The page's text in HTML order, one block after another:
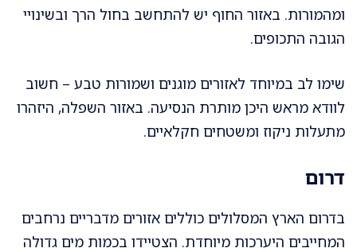
ומהמורות. באזור החוף יש להתחשב בחול הרך ובשינויי
הגובה התכופים.
שימו לב במיוחד לאזורים מוגנים ושמורות טבע – חשוב
לוודא מראש היכן מותרת הנסיעה. באזור השפלה, היזהרו
מתעלות ניקוז ומשטחים חקלאיים.
דרום
בדרום הארץ המסלולים כוללים אזורים מדבריים נרחבים
המחייבים היערכות מיוחדת. הצטיידו בכמות מים גדולה